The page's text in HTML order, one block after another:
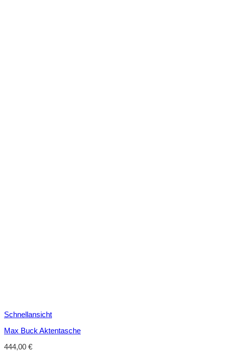
Schnellansicht
Max Buck Aktentasche
444,00 €